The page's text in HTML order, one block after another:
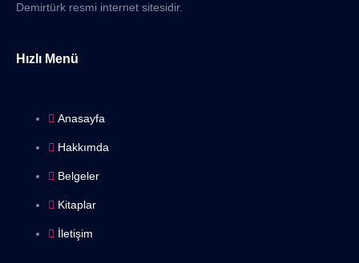
Demirtürk resmi internet sitesidir.
Hızlı Menü
Anasayfa
Hakkımda
Belgeler
Kitaplar
İletişim